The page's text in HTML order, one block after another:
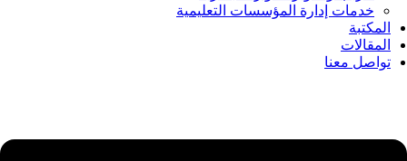
خدمات إدارة المؤسسات التعليمية
المكتبة
المقالات
تواصل معنا